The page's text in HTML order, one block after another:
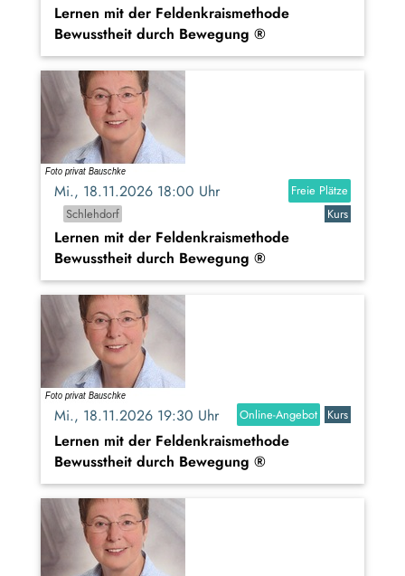
Lernen mit der Feldenkraismethode
Bewusstheit durch Bewegung ®
Mi., 18.11.2026 18:00 Uhr
Freie Plätze
Schlehdorf
Kurs
Lernen mit der Feldenkraismethode
Bewusstheit durch Bewegung ®
Mi., 18.11.2026 19:30 Uhr Online-Angebot Kurs
Lernen mit der Feldenkraismethode
Bewusstheit durch Bewegung ®